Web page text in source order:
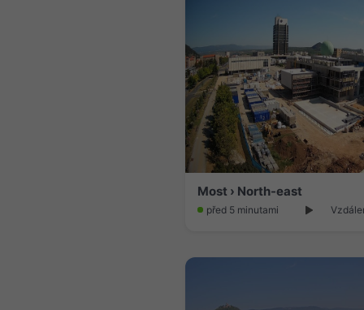
Most › North-east
před 5 minutami